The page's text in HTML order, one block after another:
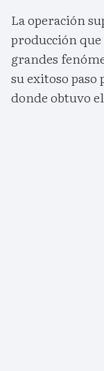
La operación
producción
grandes
su exitoso paso
donde obtuvo